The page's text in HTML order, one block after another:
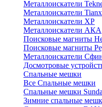
Металлоискатели
Металлоискатели
Металлоискатели XP
Металлоискатели АКА
Поисковые магниты
Поисковые магниты
Металлоискатели
Досмотровые
Спальные мешки
Все Спальные мешки
Спальные мешки
Зимние спальные